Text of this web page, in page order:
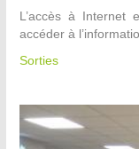
L’accès à Internet
accéder à
Sorties